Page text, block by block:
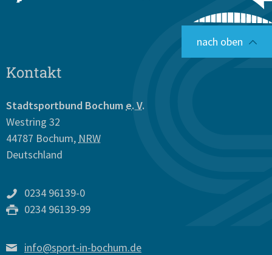
nach oben
Kontakt
Stadtsportbund Bochum e. V.
Westring 32
44787 Bochum, NRW
Deutschland
0234 96139-0
0234 96139-99
info@sport-in-bochum.de